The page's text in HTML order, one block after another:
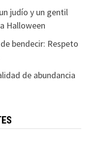
judío y un gentil
Halloween
bendecir: Respeto
de abundancia